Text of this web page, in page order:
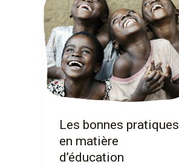
Les bonnes pratiques
en matière
d’éducation
bonnes
pratiques
en
matière
d’éducation
environnementale